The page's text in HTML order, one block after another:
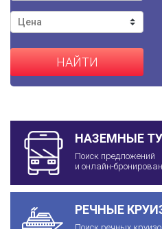
НАЙТИ
НАЗЕМНЫЕ
Поиск предложений
и онлайн-
РЕЧНЫЕ